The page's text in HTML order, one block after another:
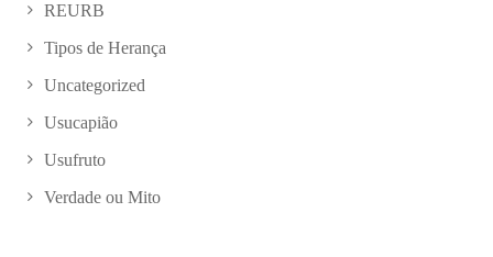
REURB
Tipos de Herança
Uncategorized
Usucapião
Usufruto
Verdade ou Mito